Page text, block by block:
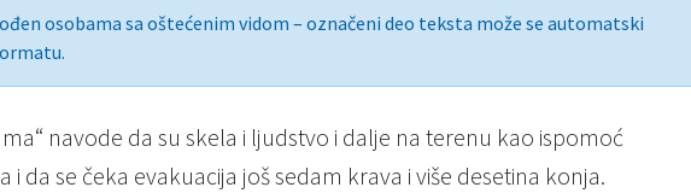
osobama sa oštećenim vidom – označeni deo teksta može se automatski
navode da su skela i ljudstvo i dalje na terenu kao ispomoć
i da se čeka evakuacija još sedam krava i više desetina konja.